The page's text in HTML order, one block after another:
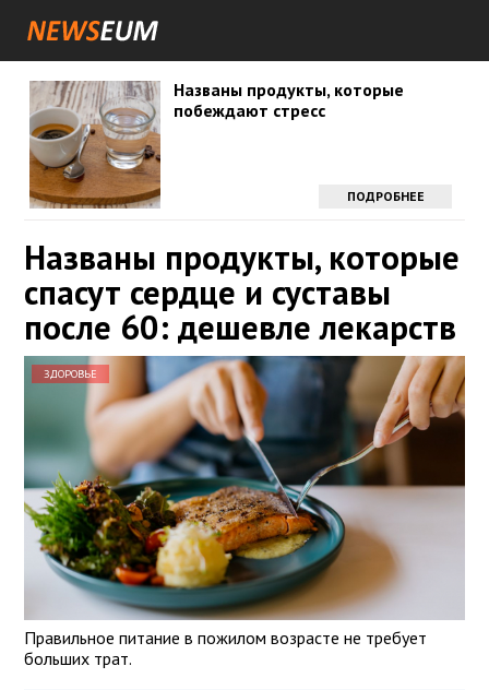
Названы продукты, которые
побеждают стресс
ПОДРОБНЕЕ
Названы продукты, которые
спасут сердце и суставы
после 60: дешевле лекарств
ЗДОРОВЬЕ
Правильное питание в пожилом возрасте не требует
больших трат.